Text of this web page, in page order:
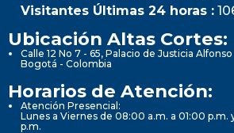
Visitantes Últimas 24 horas :
Ubicación Altas Cortes:
Calle 12 No 7 - 65, Palacio de Justicia
Bogotá - Colombia
Horarios de Atención:
Atención Presencial:
Lunes a Viernes de 08:00 a.m. a 01:00
p.m.